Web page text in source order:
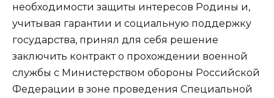
необходимости защиты интересов Родины и,
учитывая гарантии и социальную поддержку
государства, принял для себя решение
заключить контракт о прохождении военной
службы с Министерством обороны Российской
Федерации в зоне проведения Специальной